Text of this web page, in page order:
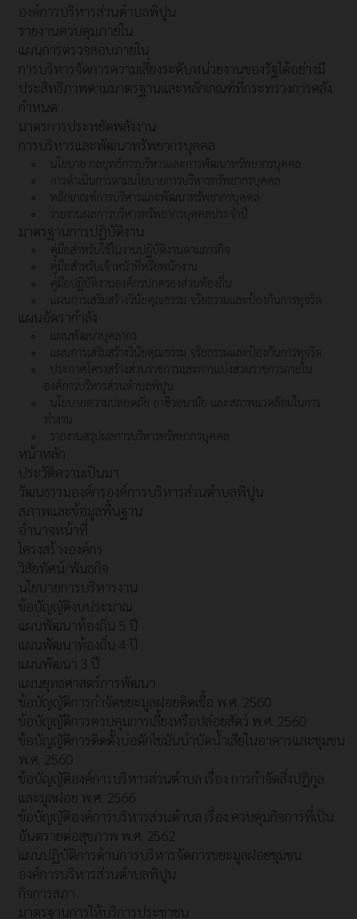
องค์การบริหารส่วนตำบลพิปูน
รายงานควบคุมภายใน
แผนการตรวจสอบภายใน
การบริหารจัดการความเสี่ยงระดับหน่วยงานของรัฐได้อย่างมี
ประสิทธิภาพตามมาตรฐานและหลักเกณฑ์ที่กระทรวงการคลัง
กำหนด
มาตรการประหยัดพลังงาน
การบริหารและพัฒนาทรัพยากรบุคคล
นโยบาย กลยุทธ์การบริหารและการพัฒนาทรัพยากรบุคคล
การดำเนินการตามนโยบายการบริหารทรัพยากรบุคคล
หลักเกณฑ์การบริหารและพัฒนาทรัพยากรบุคคล
รายงานผลการบริหารทรัพยากรบุคคลประจำปี
มาตรฐานการปฏิบัติงาน
คู่มือสำหรับใช้ในงานปฏิบัติงานตามภารกิจ
คู่มือสำหรับเจ้าหน้าที่หรือพนักงาน
คู่มือปฏิบัติงานองค์กรปกครองส่วนท้องถิ่น
แผนการเสริมสร้างวินัยคุณธรรม จริยธรรมและป้องกันการทุจริต
แผนอัตรากำลัง
แผนพัฒนาบุคลากร
แผนการเสริมสร้างวินัยคุณธรรม จริยธรรมและป้องกันการทุจริต
ประกาศโครงสร้างส่วนราชการและการแบ่งส่วนราชการภายใน
องค์การบริหารส่วนตำบลพิปูน
นโยบายความปลอดภัย อาชีวอนามัย และสภาพแวดล้อมในการ
ทำงาน
รายงานสรุปผลการบริหารทรัพยากรบุคคล
หน้าหลัก
ประวัติความเป็นมา
วัฒนธรรมองค์กรองค์การบริหารส่วนตำบลพิปูน
สภาพและข้อมูลพื้นฐาน
อำนาจหน้าที่
โครงสร้างองค์กร
วิสัยทัศน์/พันธกิจ
นโยบายการบริหารงาน
ข้อบัญญัติงบประมาณ
แผนพัฒนาท้องถิ่น 5 ปี
แผนพัฒนาท้องถิ่น 4 ปี
แผนพัฒนา 3 ปี
แผนยุทธศาสตร์การพัฒนา
ข้อบัญญัติการกำจัดขยะมูลฝอยติดเชื้อ พ.ศ. 2560
ข้อบัญญัติการควบคุมการเลี้ยงหรือปล่อยสัตว์ พ.ศ. 2560
ข้อบัญญัติการติดตั้งบ่อดักไขมันบำบัดน้ำเสียในอาคารและชุมชน
พ.ศ. 2560
ข้อบัญญัติองค์การบริหารส่วนตำบล เรื่อง การกำจัดสิ่งปฏิกูล
และมูลฝอย พ.ศ. 2566
ข้อบัญญัติองค์การบริหารส่วนตำบล เรื่อง ควบคุมกิจการที่เป็น
อันตรายต่อสุขภาพ พ.ศ. 2562
แผนปฏิบัติการด้านการบริหารจัดการขยะมูลฝอยชุมชน
องค์การบริหารส่วนตำบลพิปูน
กิจการสภา
มาตรฐานการให้บริการประชาชน